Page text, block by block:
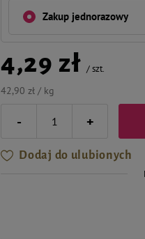
Zakup jednorazowy
4,29 zł /szt.
42,90 zł / kg
- +
Dodaj do ulubionych